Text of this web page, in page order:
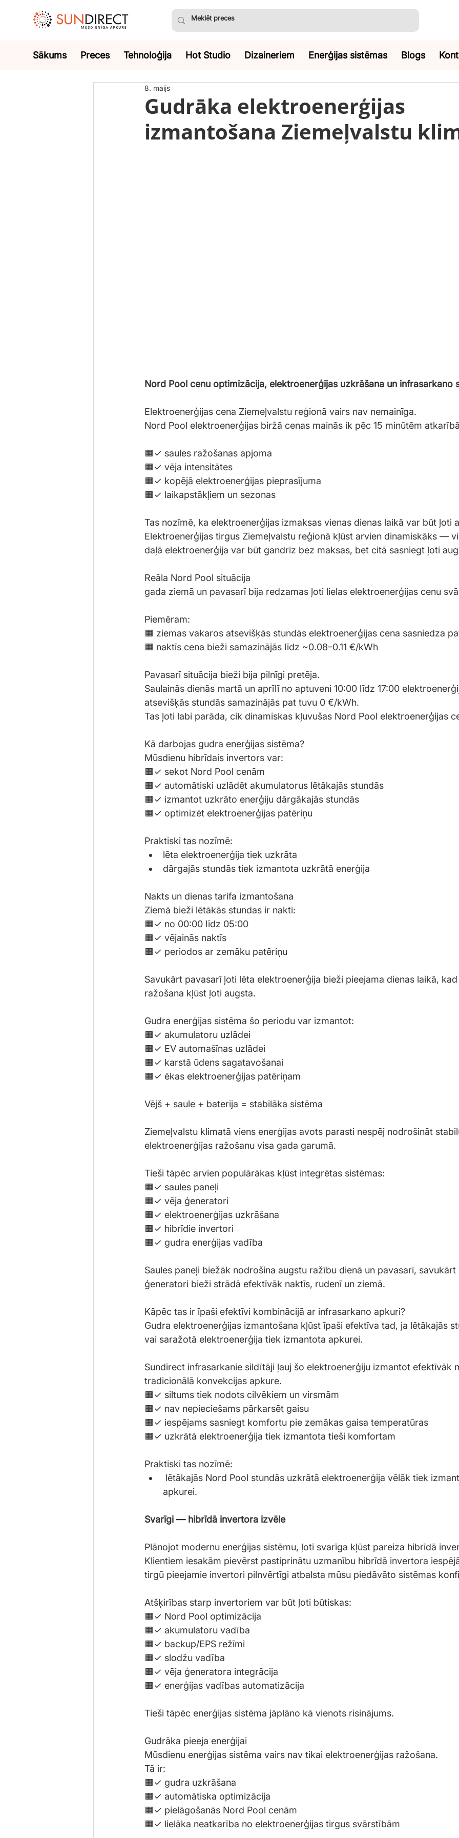
Sākums Preces Tehnoloģija Hot Studio Dizaineriem Enerģijas sistēmas Blogs
Gudrāka elektroenerģijas
izmantošana Ziemeļvalstu
8. maijs
Nord Pool cenu optimizācija, elektroenerģijas uzkrāšana un infrasarkano
Elektroenerģijas cena Ziemeļvalstu reģionā vairs nav nemainīga.
Nord Pool elektroenerģijas biržā cenas mainās ik pēc 15 minūtēm
🟧✓ saules ražošanas apjoma
🟧✓ vēja intensitātes
🟧✓ kopējā elektroenerģijas pieprasījuma
🟧✓ laikapstākļiem un sezonas
Tas nozīmē, ka elektroenerģijas izmaksas vienas dienas laikā var būt ļoti
Elektroenerģijas tirgus Ziemeļvalstu reģionā kļūst arvien dinamiskāks —
daļā elektroenerģija var būt gandrīz bez maksas, bet citā sasniegt ļoti
Reāla Nord Pool situācija
gada ziemā un pavasarī bija redzamas ļoti lielas elektroenerģijas cenu
Piemēram:
🟧 ziemas vakaros atsevišķās stundās elektroenerģijas cena sasniedza
🟧 naktīs cena bieži samazinājās līdz ~0.08–0.11 €/kWh
Pavasarī situācija bieži bija pilnīgi pretēja.
Saulainās dienās martā un aprīlī no aptuveni 10:00 līdz 17:00
atsevišķās stundās samazinājās pat tuvu 0 €/kWh.
Tas ļoti labi parāda, cik dinamiskas kļuvušas Nord Pool elektroenerģijas
Kā darbojas gudra enerģijas sistēma?
Mūsdienu hibrīdais invertors var:
🟧✓ sekot Nord Pool cenām
🟧✓ automātiski uzlādēt akumulatorus lētākajās stundās
🟧✓ izmantot uzkrāto enerģiju dārgākajās stundās
🟧✓ optimizēt elektroenerģijas patēriņu
Praktiski tas nozīmē:
lēta elektroenerģija tiek uzkrāta
dārgajās stundās tiek izmantota uzkrātā enerģija
Nakts un dienas tarifa izmantošana
Ziemā bieži lētākās stundas ir naktī:
🟧✓ no 00:00 līdz 05:00
🟧✓ vējainās naktīs
🟧✓ periodos ar zemāku patēriņu
Savukārt pavasarī ļoti lēta elektroenerģija bieži pieejama dienas laikā,
ražošana kļūst ļoti augsta.
Gudra enerģijas sistēma šo periodu var izmantot:
🟧✓ akumulatoru uzlādei
🟧✓ EV automašīnas uzlādei
🟧✓ karstā ūdens sagatavošanai
🟧✓ ēkas elektroenerģijas patēriņam
Vējš + saule + baterija = stabilāka sistēma
Ziemeļvalstu klimatā viens enerģijas avots parasti nespēj nodrošināt
elektroenerģijas ražošanu visa gada garumā.
Tieši tāpēc arvien populārākas kļūst integrētas sistēmas:
🟧✓ saules paneļi
🟧✓ vēja ģeneratori
🟧✓ elektroenerģijas uzkrāšana
🟧✓ hibrīdie invertori
🟧✓ gudra enerģijas vadība
Saules paneļi biežāk nodrošina augstu ražību dienā un pavasarī, savukārt
ģeneratori bieži strādā efektīvāk naktīs, rudenī un ziemā.
Kāpēc tas ir īpaši efektīvi kombinācijā ar infrasarkano apkuri?
Gudra elektroenerģijas izmantošana kļūst īpaši efektīva tad, ja lētākajās
vai saražotā elektroenerģija tiek izmantota apkurei.
Sundirect infrasarkanie sildītāji ļauj šo elektroenerģiju izmantot efektīvāk
tradicionālā konvekcijas apkure.
🟧✓ siltums tiek nodots cilvēkiem un virsmām
🟧✓ nav nepieciešams pārkarsēt gaisu
🟧✓ iespējams sasniegt komfortu pie zemākas gaisa temperatūras
🟧✓ uzkrātā elektroenerģija tiek izmantota tieši komfortam
Praktiski tas nozīmē:
apkurei.
Svarīgi — hibrīdā invertora izvēle
Plānojot modernu enerģijas sistēmu, ļoti svarīga kļūst pareiza hibrīdā
Klientiem iesakām pievērst pastiprinātu uzmanību hibrīdā invertora
tirgū pieejamie invertori pilnvērtīgi atbalsta mūsu piedāvāto sistēmas
Atšķirības starp invertoriem var būt ļoti būtiskas:
🟧✓ Nord Pool optimizācija
🟧✓ akumulatoru vadība
🟧✓ backup/EPS režīmi
🟧✓ slodžu vadība
🟧✓ vēja ģeneratora integrācija
🟧✓ enerģijas vadības automatizācija
Tieši tāpēc enerģijas sistēma jāplāno kā vienots risinājums.
Gudrāka pieeja enerģijai
Mūsdienu enerģijas sistēma vairs nav tikai elektroenerģijas ražošana.
Tā ir:
🟧✓ gudra uzkrāšana
🟧✓ automātiska optimizācija
🟧✓ pielāgošanās Nord Pool cenām
🟧✓ lielāka neatkarība no elektroenerģijas tirgus svārstībām